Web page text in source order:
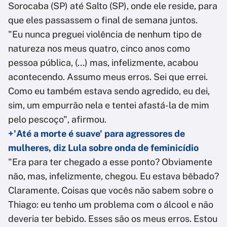
Sorocaba (SP) até Salto (SP), onde ele reside, para
que eles passassem o final de semana juntos.
"Eu nunca preguei violência de nenhum tipo de
natureza nos meus quatro, cinco anos como
pessoa pública, (...) mas, infelizmente, acabou
acontecendo. Assumo meus erros. Sei que errei.
Como eu também estava sendo agredido, eu dei,
sim, um empurrão nela e tentei afastá-la de mim
pelo pescoço", afirmou.
+'Até a morte é suave' para agressores de
mulheres, diz Lula sobre onda de feminicídio
"Era para ter chegado a esse ponto? Obviamente
não, mas, infelizmente, chegou. Eu estava bêbado?
Claramente. Coisas que vocês não sabem sobre o
Thiago: eu tenho um problema com o álcool e não
deveria ter bebido. Esses são os meus erros. Estou